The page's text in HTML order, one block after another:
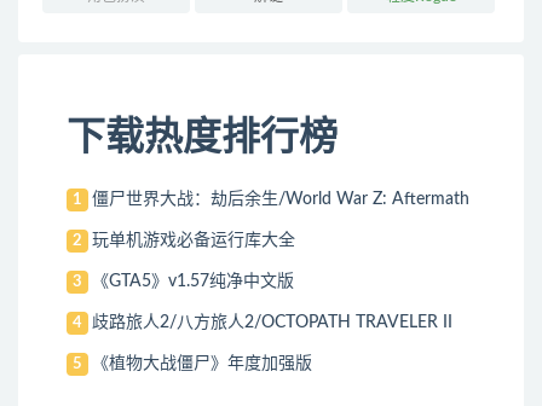
下载热度排行榜
1 僵尸世界大战：劫后余生/World War Z: Aftermath
2 玩单机游戏必备运行库大全
3 《GTA5》v1.57纯净中文版
4 歧路旅人2/八方旅人2/OCTOPATH TRAVELER II
5 《植物大战僵尸》年度加强版